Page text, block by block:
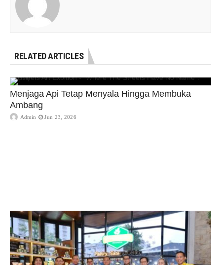
RELATED ARTICLES
Menjaga Api Tetap Menyala Hingga Membuka
Ambang
Admin Jun 23, 2026